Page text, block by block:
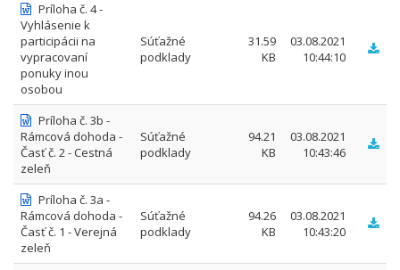
Príloha č. 4 -
Vyhlásenie k
participácii na
vypracovaní
ponuky inou
osobou
Súťažné
podklady
31.59
KB
03.08.2021
10:44:10
Príloha č. 3b -
Rámcová dohoda -
Časť č. 2 - Cestná
zeleň
Súťažné
podklady
94.21
KB
03.08.2021
10:43:46
Príloha č. 3a -
Rámcová dohoda -
Časť č. 1 - Verejná
zeleň
Súťažné
podklady
94.26
KB
03.08.2021
10:43:20